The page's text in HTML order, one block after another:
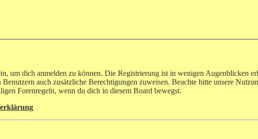
um dich anmelden zu können. Die Registrierung ist in wenigen Augenblicken
auch zusätzliche Berechtigungen zuweisen. Beachte bitte unsere
Forenregeln, wenn du dich in diesem Board bewegst.